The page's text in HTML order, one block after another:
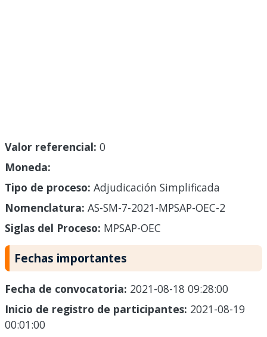
Valor referencial: 0
Moneda:
Tipo de proceso: Adjudicación Simplificada
Nomenclatura: AS-SM-7-2021-MPSAP-OEC-2
Siglas del Proceso: MPSAP-OEC
Fechas importantes
Fecha de convocatoria: 2021-08-18 09:28:00
Inicio de registro de participantes: 2021-08-19
00:01:00